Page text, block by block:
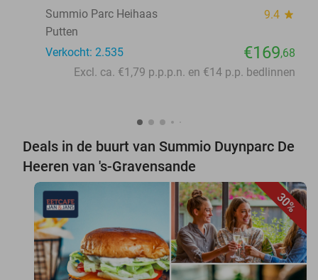
Summio Parc Heihaas
9.4 star
Putten
Verkocht: 2.535
€169,68
Excl. ca. €1,79 p.p.p.n. en €14 p.p. bedlinnen
Deals in de buurt van Summio Duynparc De
Heeren van 's-Gravensande
30%